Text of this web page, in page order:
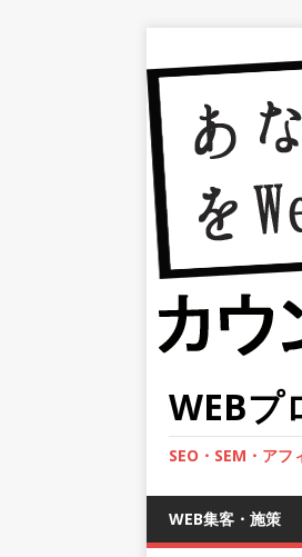
WEBプ
SEO・SEM・ア
WEB集客・施策